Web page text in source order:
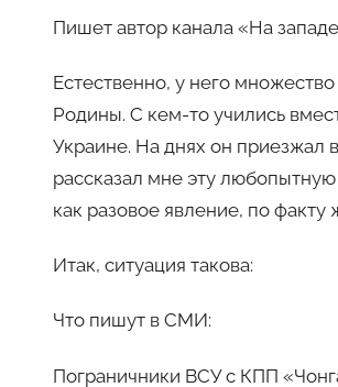
Пишет автор канала «На
Естественно, у него
Родины. С кем-то учились
Украине. На днях он приезжал
рассказал мне эту
как разовое явление, по
Итак, ситуация такова:
Что пишут в СМИ:
Пограничники ВСУ с КПП